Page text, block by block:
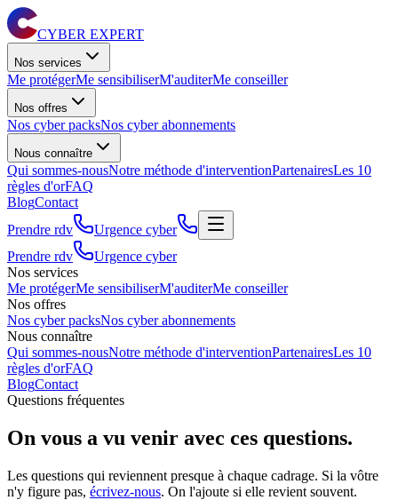
CYBER EXPERT
Nos services
Me protégerMe sensibiliserM'auditerMe conseiller
Nos offres
Nos cyber packsNos cyber abonnements
Nous connaître
Qui sommes-nousNotre méthode d'interventionPartenairesLes 10
règles d'orFAQ
BlogContact
Prendre rdv
Urgence cyber
Prendre rdv
Urgence cyber
Nos services
Me protégerMe sensibiliserM'auditerMe conseiller
Nos offres
Nos cyber packsNos cyber abonnements
Nous connaître
Qui sommes-nousNotre méthode d'interventionPartenairesLes 10
règles d'orFAQ
BlogContact
Questions fréquentes
On vous a vu venir avec ces questions.
Les questions qui reviennent presque à chaque cadrage. Si la vôtre
n'y figure pas, écrivez-nous. On l'ajoute si elle revient souvent.